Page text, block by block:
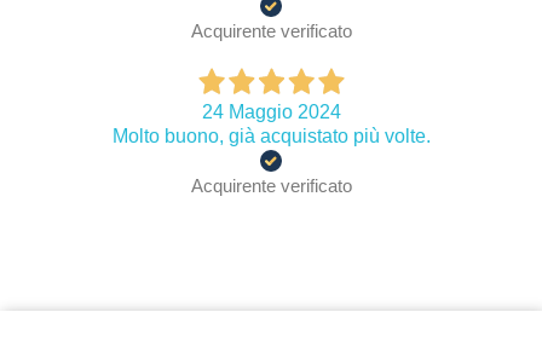
Acquirente verificato
24 Maggio 2024
Molto buono, già acquistato più volte.
Acquirente verificato